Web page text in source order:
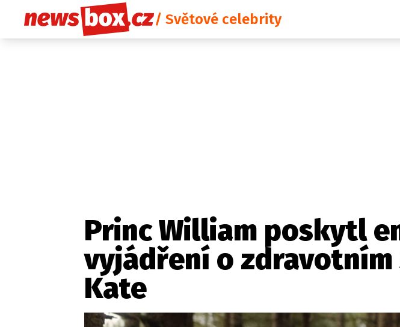
/ Světové celebrity
Etický kodex Redakce Kontakt Vydavatel Inzerce
Provozovatelem serveru newsbox.cz je INCORP MEDIA
Zaznamenali jste událost? Máte pro
Princ William poskytl
vyjádření o zdravotním
Kate